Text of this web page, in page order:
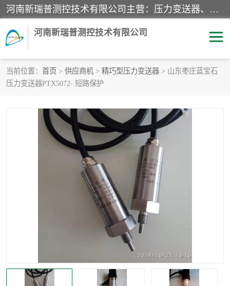
河南新瑞普测控技术有限公司主营：压力变送器、液位变送器、差压变送器、雷达料位计、电容物位计、温度显示控制仪表、电量变送器、流量计、工业自动化系统成套设备。
河南新瑞普测控技术有限公司
当前位置： 首页 > 供应商机 > 精巧型压力变送器 > 山东枣庄蓝宝石
压力变送器PTX5072- 短路保护
霍尼韦尔压力变送器
1151/3351产品分类 精巧型压力变送器
液位变送器 雷达料位计
标准型工业压力变送器 罐旁显示仪
温度传感器变送器
电容物位计
电量变送器
流量计 工业自动化系统成套设备